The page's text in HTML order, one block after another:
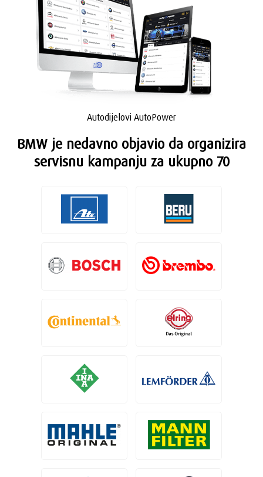
Autodijelovi AutoPower
BMW je nedavno objavio da organizira
servisnu kampanju za ukupno 70